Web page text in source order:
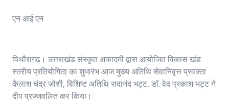
एन आई एन
पिथौरागढ़। उत्तराखंड संस्कृत अकादमी द्वारा आयोजित विकास खंड
स्तरीय प्रतियोगिता का शुभारंभ आज मुख्य अतिथि सेवानिवृत्त प्रवक्ता
कैलाश चंद्र जोशी, विशिष्ट अतिथि सदानंद भट्ट, डॉ. वेद प्रकाश भट्ट ने
दीप प्रज्जवलित कर किया।